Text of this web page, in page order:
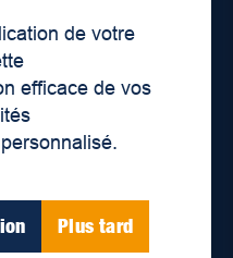
de votre
efficace de vos
Plus tard